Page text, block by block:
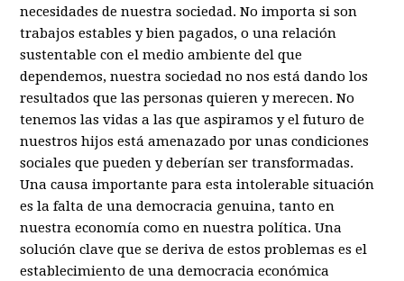
necesidades de nuestra sociedad. No importa si son
trabajos estables y bien pagados, o una relación
sustentable con el medio ambiente del que
dependemos, nuestra sociedad no nos está dando los
resultados que las personas quieren y merecen. No
tenemos las vidas a las que aspiramos y el futuro de
nuestros hijos está amenazado por unas condiciones
sociales que pueden y deberían ser transformadas.
Una causa importante para esta intolerable situación
es la falta de una democracia genuina, tanto en
nuestra economía como en nuestra política. Una
solución clave que se deriva de estos problemas es el
establecimiento de una democracia económica